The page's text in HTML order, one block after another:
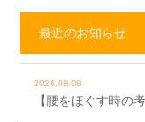
最近のお知らせ
2026.08.08
【腰をほぐす時の